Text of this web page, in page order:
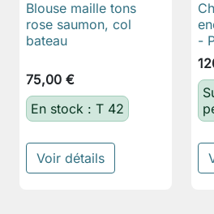
Blouse maille tons
rose saumon, col
bateau
75,00 €
En stock : T 42
Voir détails
-